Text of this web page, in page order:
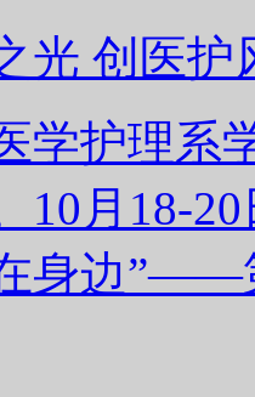
光 创医护
学护理系
10月18-
身边”——